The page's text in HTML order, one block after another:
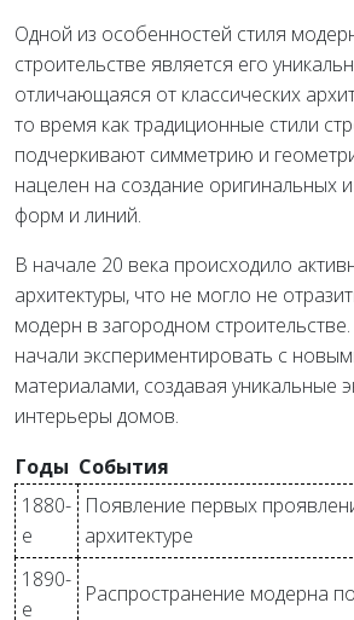
Одной из особенностей стиля
строительстве является его
отличающаяся от классических
то время как традиционные стили
подчеркивают симметрию и
нацелен на создание оригинальных
форм и линий.
В начале 20 века происходило
архитектуры, что не могло не
модерн в загородном
начали экспериментировать с
материалами, создавая уникальные
интерьеры домов.
Годы События
1880-
е
Появление первых
архитектуре
1890-
е
Распространение модерна